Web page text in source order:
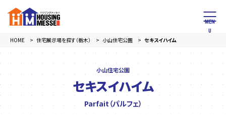
HOME 住宅展示場を探す（栃木） 小山住宅公園 セキスイハイム
小山住宅公園
セキスイハイム
Parfait（パルフェ）